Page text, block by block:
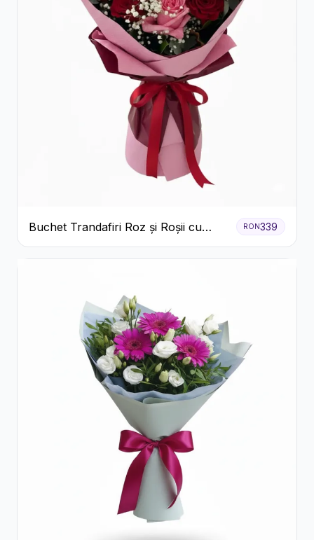
Buchet Trandafiri Roz și Roșii cu
Eucalipt și Gypsophila
RON339